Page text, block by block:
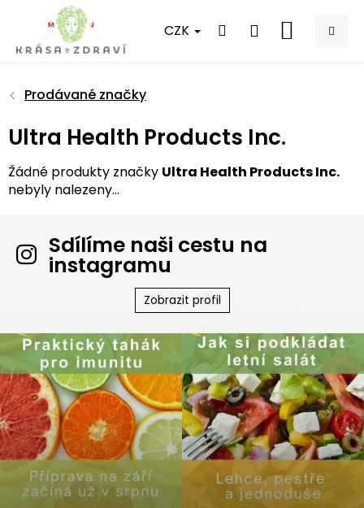
obsah
CZK
NÁKUPNÍ
Prodávané značky
Ultra Health Products Inc.
Žádné produkty značky Ultra Health Products Inc.
nebyly nalezeny...
Sdílíme naši cestu na
instagramu
Zobrazit profil